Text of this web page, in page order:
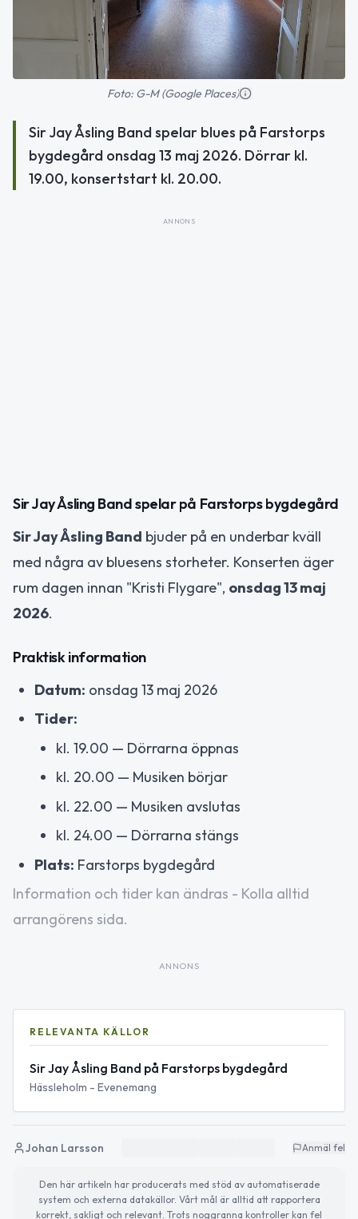
Foto: G-M (Google Places)
Sir Jay Åsling Band spelar blues på Farstorps
bygdegård onsdag 13 maj 2026. Dörrar kl.
19.00, konsertstart kl. 20.00.
ANNONS
Sir Jay Åsling Band spelar på Farstorps bygdegård
Sir Jay Åsling Band bjuder på en underbar kväll
med några av bluesens storheter. Konserten äger
rum dagen innan "Kristi Flygare", onsdag 13 maj
2026.
Praktisk information
Datum: onsdag 13 maj 2026
Tider:
kl. 19.00 — Dörrarna öppnas
kl. 20.00 — Musiken börjar
kl. 22.00 — Musiken avslutas
kl. 24.00 — Dörrarna stängs
Plats: Farstorps bygdegård
Information och tider kan ändras - Kolla alltid
arrangörens sida.
ANNONS
RELEVANTA KÄLLOR
Sir Jay Åsling Band på Farstorps bygdegård
Hässleholm - Evenemang
Johan Larsson Anmäl fel
Den här artikeln har producerats med stöd av automatiserade
system och externa datakällor. Vårt mål är alltid att rapportera
korrekt, sakligt och relevant. Trots noggranna kontroller kan fel